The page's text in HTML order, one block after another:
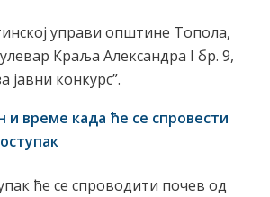
управи општине Топола,
Краља Александра I бр. 9,
јавни конкурс”.
и време када ће се спровести
ће се спроводити почев од